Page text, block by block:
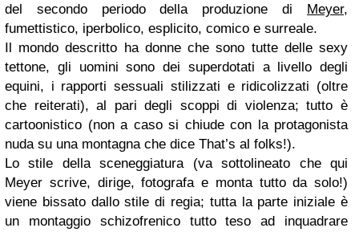
del secondo periodo della produzione di Meyer,
fumettistico, iperbolico, esplicito, comico e surreale.
Il mondo descritto ha donne che sono tutte delle sexy
tettone, gli uomini sono dei superdotati a livello degli
equini, i rapporti sessuali stilizzati e ridicolizzati (oltre
che reiterati), al pari degli scoppi di violenza; tutto è
cartoonistico (non a caso si chiude con la protagonista
nuda su una montagna che dice That’s al folks!).
Lo stile della sceneggiatura (va sottolineato che qui
Meyer scrive, dirige, fotografa e monta tutto da solo!)
viene bissato dallo stile di regia; tutta la parte iniziale è
un montaggio schizofrenico tutto teso ad inquadrare